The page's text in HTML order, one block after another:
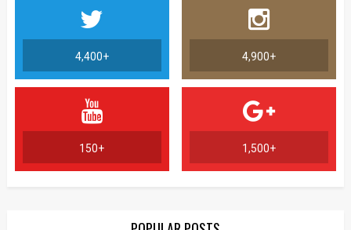
4,400+ 4,900+
150+ 1,500+